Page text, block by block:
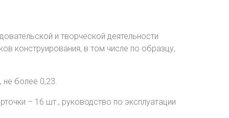
и творческой деятельности
конструирования, в том числе по образцу,
не более 0,23.
– 16 шт., руководство по эксплуатации